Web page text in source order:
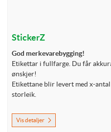
StickerZ
God merkevarebygging!
Etikettar i fullfarge. Du får
ønskjer!
Etikettane blir levert med x-
storleik.
Vis detaljer